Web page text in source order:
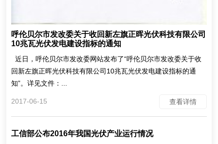
呼伦贝尔市发改委关于收回新左旗正晖光伏科技有限公司
10兆瓦光伏发电建设指标的通知
近日，呼伦贝尔市发改委网站发布了“呼伦贝尔市发改委关于收
回新左旗正晖光伏科技有限公司10兆瓦光伏发电建设指标的通
知”。详见文件：...
2017-06-15 查看详情
工信部公布2016年我国光伏产业运行情况